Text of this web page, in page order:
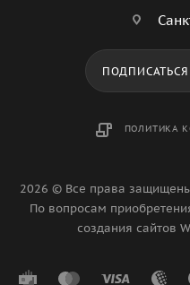
ПОЛИТИКА
2026 © Все права
По вопросам
создания сайтов